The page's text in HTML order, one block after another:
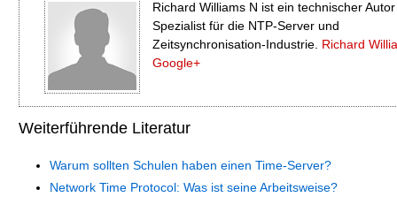
Richard Williams N ist ein technischer
Spezialist für die NTP-Server und
Zeitsynchronisation-Industrie. Richard
Google+
Weiterführende Literatur
Warum sollten Schulen haben einen Time-Server?
Network Time Protocol: Was ist seine Arbeitsweise?